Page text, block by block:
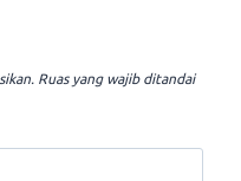
Ruas yang wajib ditandai